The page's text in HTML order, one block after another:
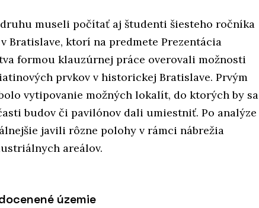
museli počítať aj študenti šiesteho ročníka
Bratislave, ktorí na predmete Prezentácia
formou klauzúrnej práce overovali možnosti
prvkov v historickej Bratislave. Prvým
vytipovanie možných lokalít, do ktorých by sa
budov či pavilónov dali umiestniť. Po analýze
javili rôzne polohy v rámci nábrežia
areálov.
územie